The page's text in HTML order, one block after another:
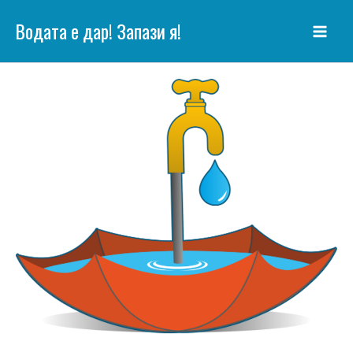
Водата е дар! Запази я!